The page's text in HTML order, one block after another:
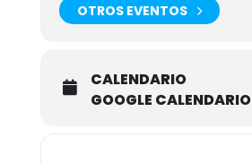
OTROS EVENTOS
CALENDARIO
GOOGLE CALENDARIO